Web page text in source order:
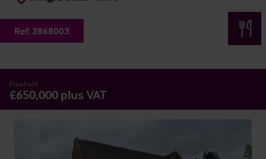
Ref: 3868003
Freehold
£650,000 plus VAT